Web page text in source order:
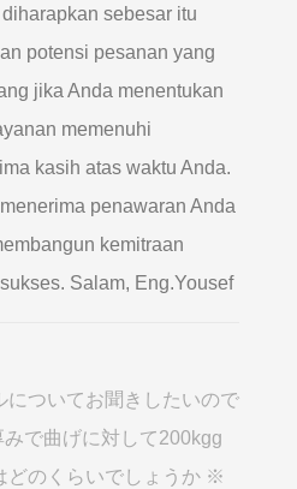
sebesar itu
potensi pesanan yang
jika Anda menentukan
memenuhi
kasih atas waktu Anda.
penawaran Anda
kemitraan
Salam, Eng.Yousef
についてお聞きしたいので
で曲げに対して200kgg
どのくらいでしょうか ※